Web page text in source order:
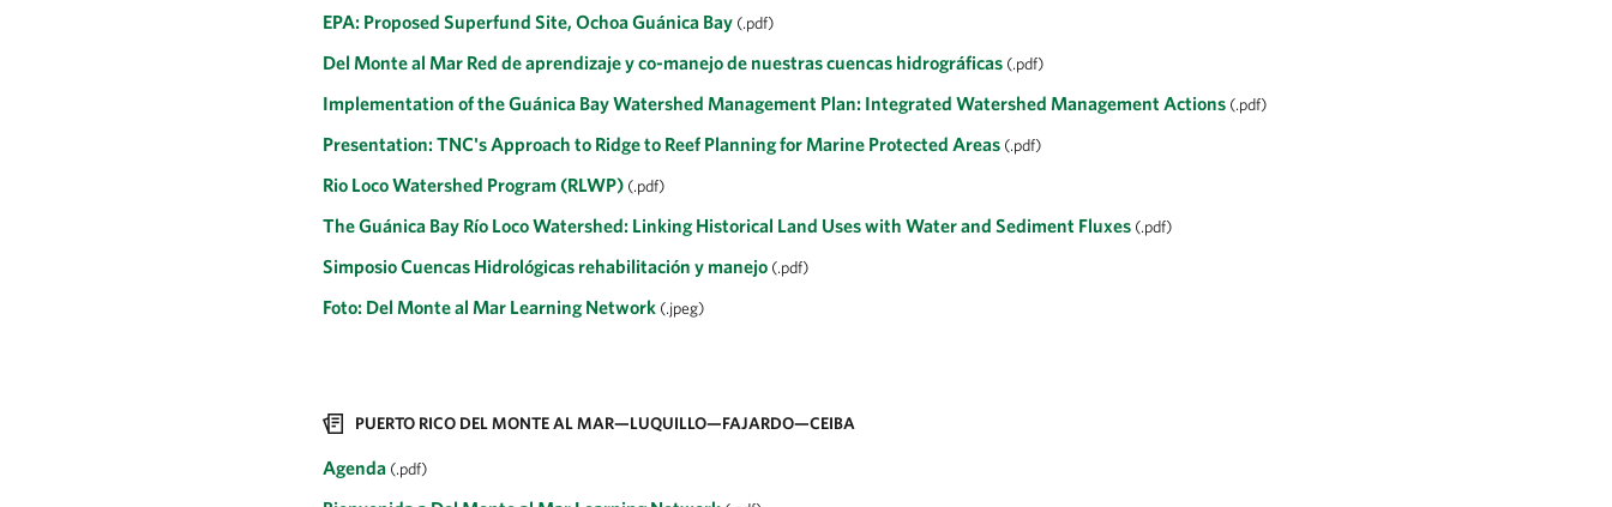
EPA: Proposed Superfund Site, Ochoa Guánica Bay (.pdf)
Del Monte al Mar Red de aprendizaje y co-manejo de nuestras cuencas hidrográficas (.pdf)
Implementation of the Guánica Bay Watershed Management Plan: Integrated Watershed Management Actions (.pdf)
Presentation: TNC's Approach to Ridge to Reef Planning for Marine Protected Areas (.pdf)
Rio Loco Watershed Program (RLWP) (.pdf)
The Guánica Bay Río Loco Watershed: Linking Historical Land Uses with Water and Sediment Fluxes (.pdf)
Simposio Cuencas Hidrológicas rehabilitación y manejo (.pdf)
Foto: Del Monte al Mar Learning Network (.jpeg)
PUERTO RICO DEL MONTE AL MAR—LUQUILLO—FAJARDO—CEIBA
Agenda (.pdf)